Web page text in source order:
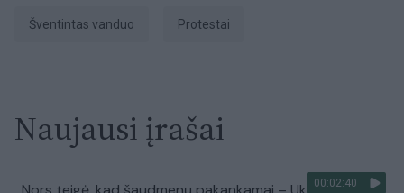
šventintas vanduo protestai
Naujausi įrašai
00:02:40